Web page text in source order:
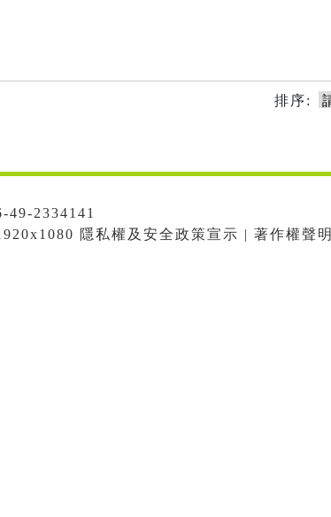
排序:
49-2334141
隱私權及安全政策宣示 | 著作權聲明